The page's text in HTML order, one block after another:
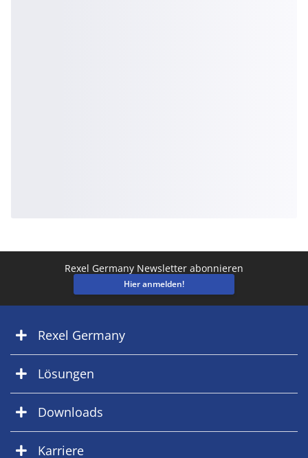
Rexel Germany Newsletter abonnieren
Hier anmelden!
Rexel Germany
Lösungen
Downloads
Karriere